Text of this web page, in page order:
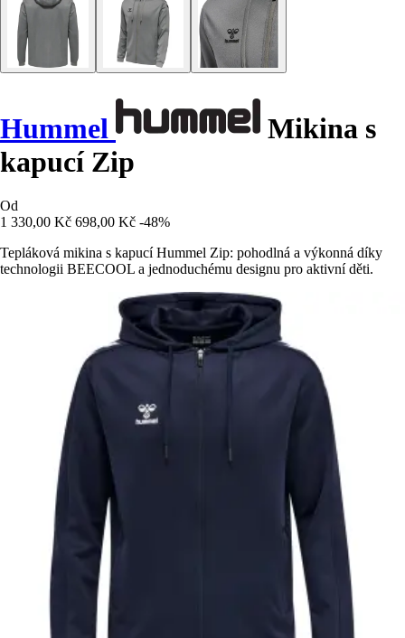
Hummel
Mikina s
kapucí Zip
Od
1 330,00 Kč 698,00 Kč -48%
Tepláková mikina s kapucí Hummel Zip: pohodlná a výkonná díky
technologii BEECOOL a jednoduchému designu pro aktivní děti.